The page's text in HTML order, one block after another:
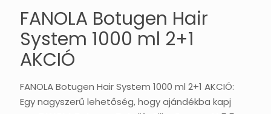
FANOLA Botugen Hair
System 1000 ml 2+1
AKCIÓ
FANOLA Botugen Hair System 1000 ml 2+1 AKCIÓ:
Egy nagyszerű lehetőség, hogy ajándékba kapj